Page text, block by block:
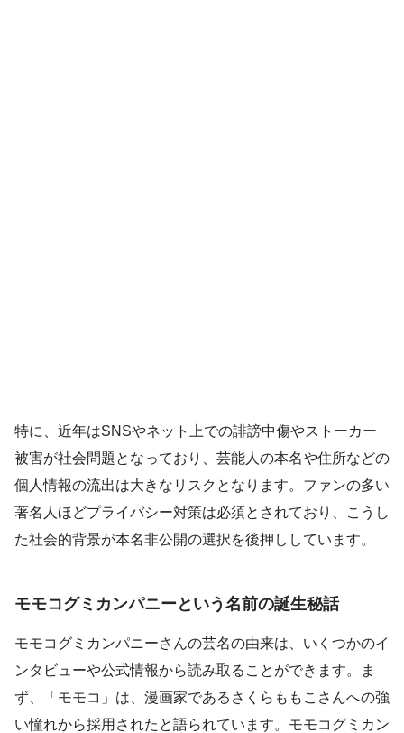
特に、近年はSNSやネット上での誹謗中傷やストーカー
被害が社会問題となっており、芸能人の本名や住所などの
個人情報の流出は大きなリスクとなります。ファンの多い
著名人ほどプライバシー対策は必須とされており、こうし
た社会的背景が本名非公開の選択を後押ししています。
モモコグミカンパニーという名前の誕生秘話
モモコグミカンパニーさんの芸名の由来は、いくつかのイ
ンタビューや公式情報から読み取ることができます。ま
ず、「モモコ」は、漫画家であるさくらももこさんへの強
い憧れから採用されたと語られています。モモコグミカン